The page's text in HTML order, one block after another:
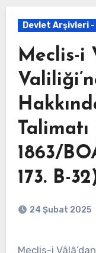
Devlet Arşivleri -
Meclis-i
Talimatı
1863/
173. B-
24 Şubat 2025
Meclis-i Vâlâ’dan Sivas Valiliği’ne Alişan Bey